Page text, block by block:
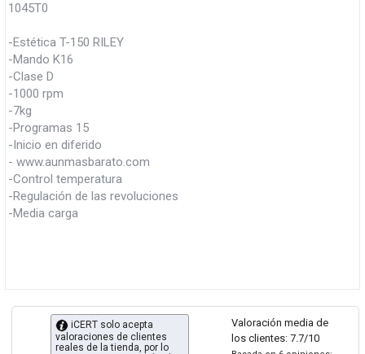
1045T0
-Estética T-150 RILEY
-Mando K16
-Clase D
-1000 rpm
-7kg
-Programas 15
-Inicio en diferido
- www.aunmasbarato.com
-Control temperatura
-Regulación de las revoluciones
-Media carga
Valoración media de
los clientes: 7.7/10
iCERT solo acepta
valoraciones de clientes
reales de la tienda, por lo